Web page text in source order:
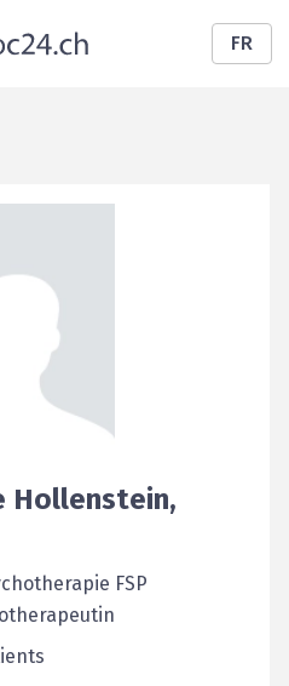
FR
Hollenstein,
FSP